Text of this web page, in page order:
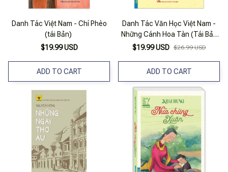
Danh Tác Việt Nam - Chí Phèo
(tái Bản)
$19.99 USD
ADD TO CART
Danh Tác Văn Học Việt Nam -
Những Cánh Hoa Tàn (Tái Bản
2023)
$19.99 USD $26.99 USD
ADD TO CART